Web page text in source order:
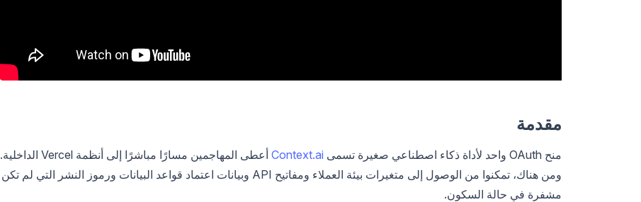
مقدمة
منح OAuth واحد لأداة ذكاء اصطناعي صغيرة تسمى Context.ai
أعطى المهاجمين مسارًا مباشرًا إلى أنظمة Vercel الداخلية.
ومن هناك، تمكنوا من الوصول إلى متغيرات بيئة العملاء ومفاتيح API وبيانات اعتماد قواعد البيانات ورموز النشر التي لم تكن
مشفرة في حالة السكون.